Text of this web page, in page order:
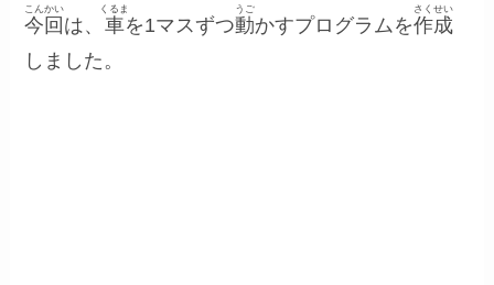
今回
こんかい
は、 車
くるま
を1マスずつ動
うご
かすプログラムを作成
さくせい
しました。